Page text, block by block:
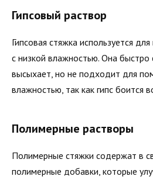
Гипсовый раствор
Гипсовая стяжка используется
с низкой влажностью. Она быстро
высыхает, но не подходит для
влажностью, так как гипс боится
Полимерные растворы
Полимерные стяжки содержат в
полимерные добавки, которые